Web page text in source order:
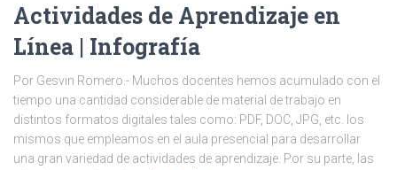
Actividades de Aprendizaje en
Línea | Infografía
Por Gesvin Romero.- Muchos docentes hemos acumulado con el
tiempo una cantidad considerable de material de trabajo en
distintos formatos digitales tales como: PDF, DOC, JPG, etc. los
mismos que empleamos en el aula presencial para desarrollar
una gran variedad de actividades de aprendizaje. Por su parte, las